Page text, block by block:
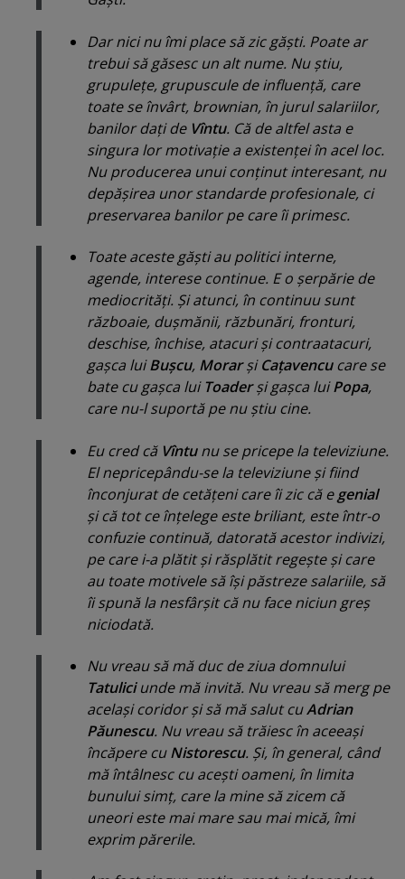
Dar nici nu îmi place să zic găşti. Poate ar
trebui să găsesc un alt nume. Nu ştiu,
grupuleţe, grupuscule de influenţă, care
toate se învârt, brownian, în jurul salariilor,
banilor daţi de Vîntu. Că de altfel asta e
singura lor motivaţie a existenţei în acel loc.
Nu producerea unui conţinut interesant, nu
depăşirea unor standarde profesionale, ci
preservarea banilor pe care îi primesc.
Toate aceste găşti au politici interne,
agende, interese continue. E o şerpărie de
mediocrităţi. Şi atunci, în continuu sunt
războaie, duşmănii, răzbunări, fronturi,
deschise, închise, atacuri şi contraatacuri,
gaşca luiBuşcu, MorarşiCaţavencucare se
bate cu gaşca lui Toaderşi gaşca luiPopa,
care nu-l suportă pe nu ştiu cine.
Eu cred că Vîntunu se pricepe la televiziune.
El nepricepându-se la televiziune şi fiind
înconjurat de cetăţeni care îi zic că egenial
şi că tot ce înţelege este briliant, este într-o
confuzie continuă, datorată acestor indivizi,
pe care i-a plătit şi răsplătit regeşte şi care
au toate motivele să îşi păstreze salariile, să
îi spună la nesfârşit că nu face niciun greş
niciodată.
Nu vreau să mă duc de ziua domnului
Tatuliciunde mă invită. Nu vreau să merg pe
acelaşi coridor şi să mă salut cuAdrian
Păunescu. Nu vreau să trăiesc în aceeaşi
încăpere cuNistorescu. Şi, în general, când
mă întâlnesc cu aceşti oameni, în limita
bunului simţ, care la mine să zicem că
uneori este mai mare sau mai mică, îmi
exprim părerile.